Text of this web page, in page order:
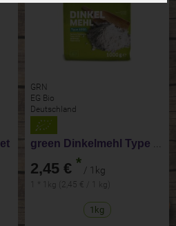
GRN
EG Bio
Deutschland
2,45 € * / 1kg
1 * 1kg (2,45 € / 1 kg)
1kg